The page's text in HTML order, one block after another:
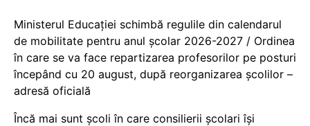
Ministerul Educației schimbă regulile din calendarul
de mobilitate pentru anul școlar 2026-2027 / Ordinea
în care se va face repartizarea profesorilor pe posturi
începând cu 20 august, după reorganizarea școlilor –
adresă oficială
Încă mai sunt școli în care consilierii școlari își